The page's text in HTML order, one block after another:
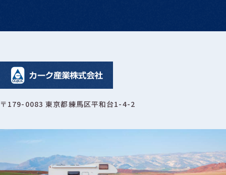
〒179-0083 東京都練馬区平和台1-4-2